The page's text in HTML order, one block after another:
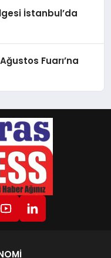
İstanbul’da
Fuarı’na